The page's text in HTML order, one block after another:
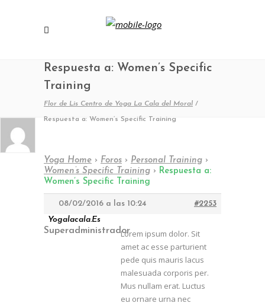
Respuesta a: Women’s Specific
Training
Flor de Lis Centro de Yoga La Cala del Moral /
Respuesta a: Women’s Specific Training
Yoga Home › Foros › Personal Training ›
Women’s Specific Training › Respuesta a:
Women’s Specific Training
08/02/2016 a las 10:24
#2253
Yogalacala.es
SuperadministradorLorem ipsum dolor. Sit
amet ac esse parturient
pede quis mauris lacus
malesuada corporis per.
Mus nullam erat. Luctus
eu ornare urna nec